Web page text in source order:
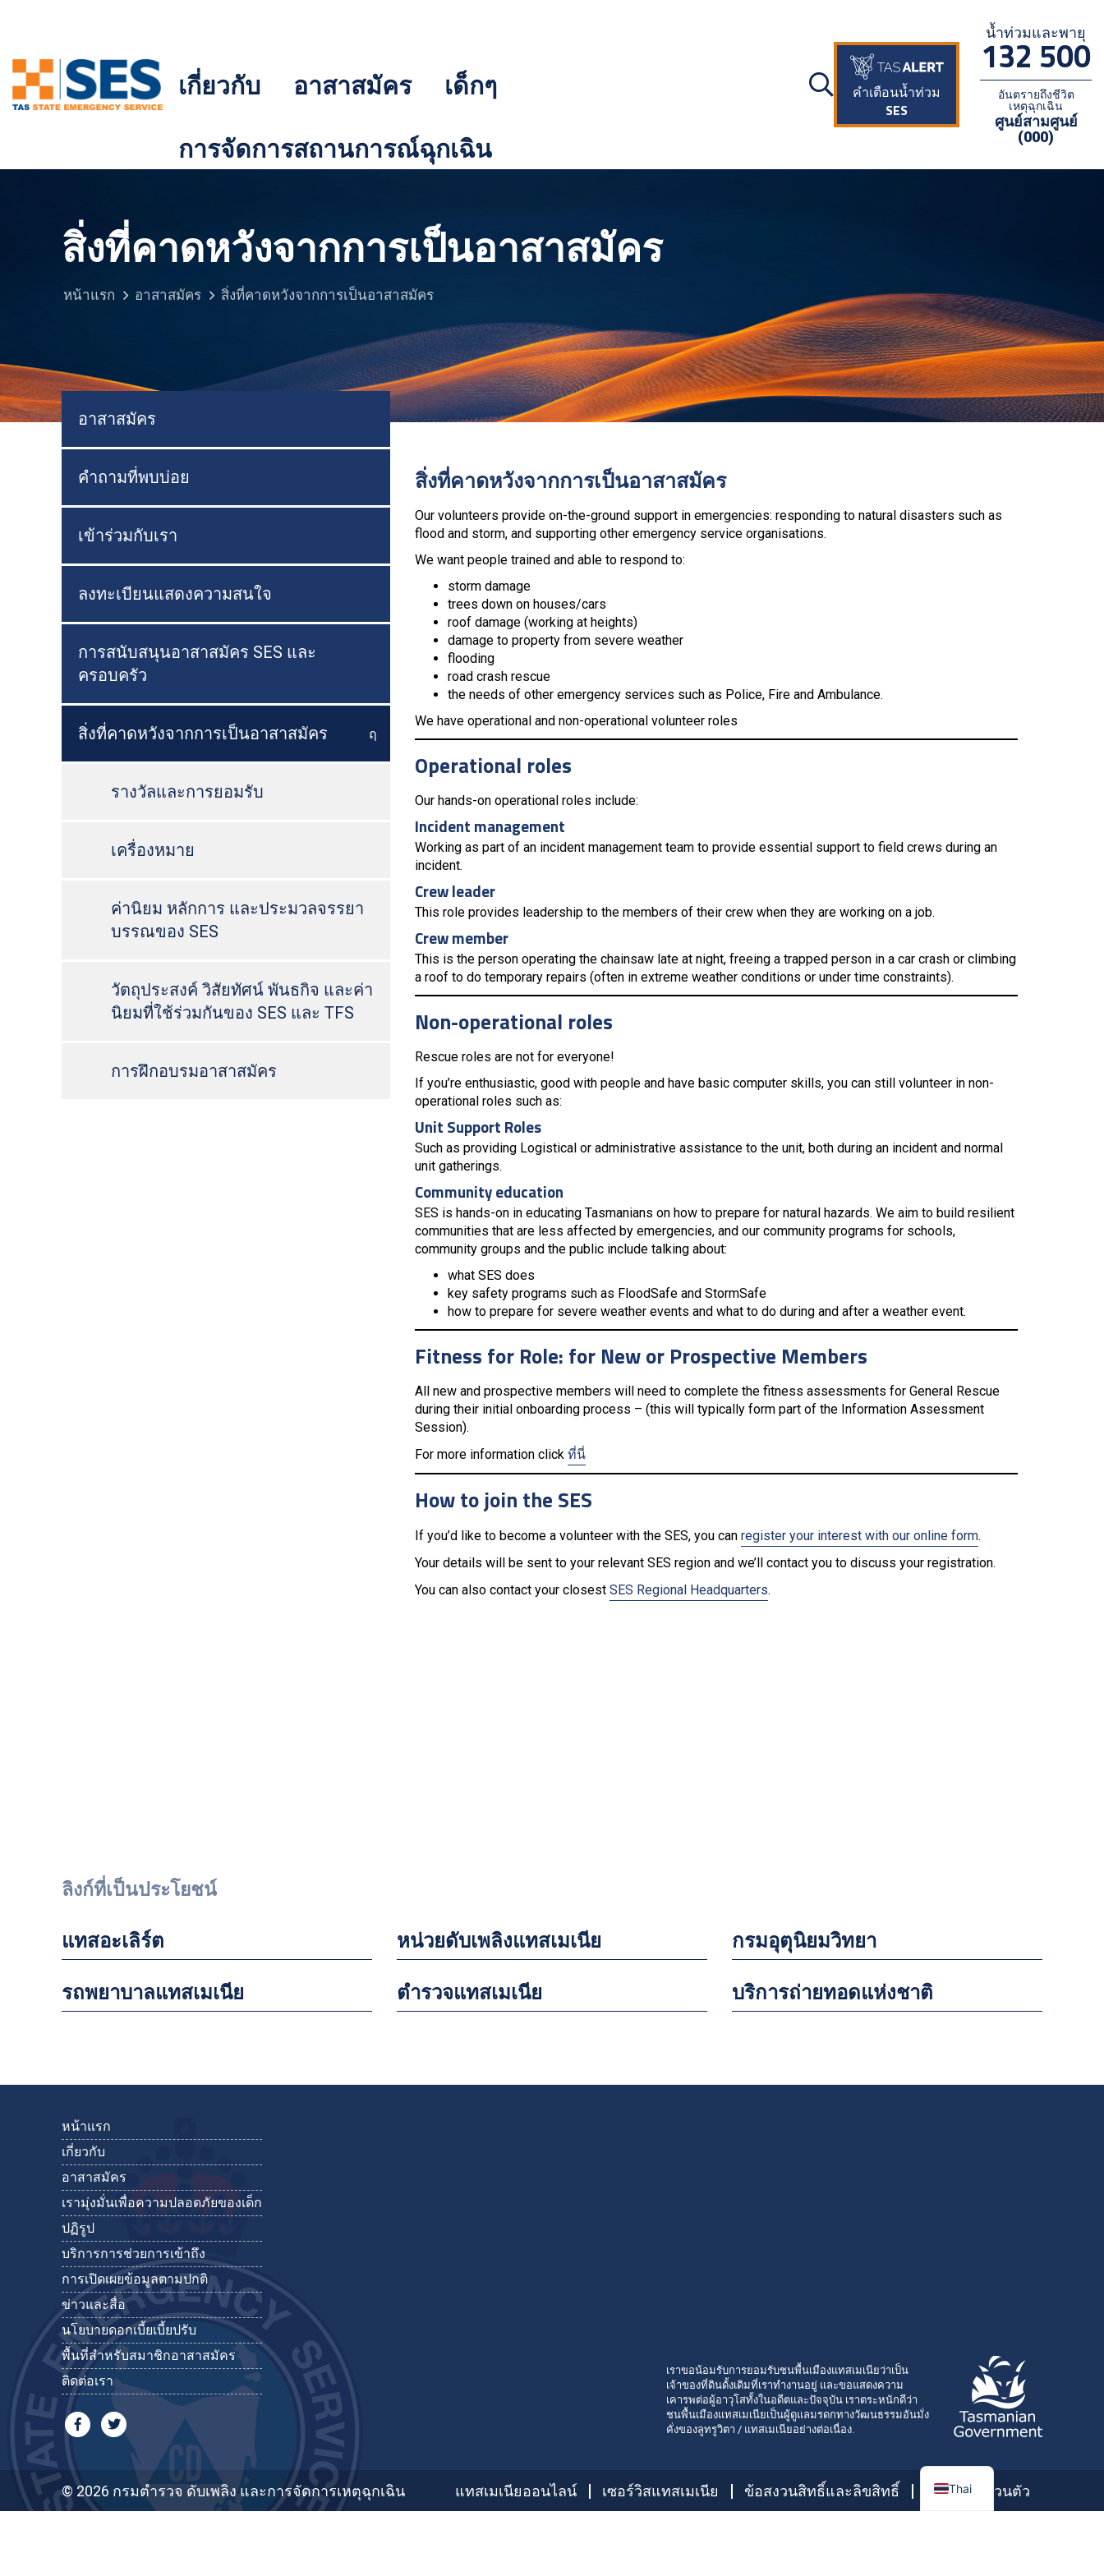
เกี่ยวกับ อาสาสมัคร
เด็กๆ
การจัดการสถานการณ์ฉุกเฉิน
คำเตือนน้ำท่วม
SES
น้ำท่วมและพายุ
132 500
อันตรายถึงชีวิต
เหตุฉุกเฉิน
ศูนย์สามศูนย์
(000)
สิ่งที่คาดหวังจากการเป็นอาสาสมัคร
หน้าแรก อาสาสมัคร สิ่งที่คาดหวังจากการเป็นอาสาสมัคร
สิ่งที่คาดหวังจากการเป็นอาสาสมัคร
Our volunteers provide on-the-ground support in emergencies: responding to natural disasters such as
flood and storm, and supporting other emergency service organisations.
We want people trained and able to respond to:
storm damage
trees down on houses/cars
roof damage (working at heights)
damage to property from severe weather
flooding
road crash rescue
the needs of other emergency services such as Police, Fire and Ambulance.
We have operational and non-operational volunteer roles
Operational roles
Our hands-on operational roles include:
Incident management
Working as part of an incident management team to provide essential support to field crews during an
incident.
Crew leader
This role provides leadership to the members of their crew when they are working on a job.
Crew member
This is the person operating the chainsaw late at night, freeing a trapped person in a car crash or climbing
a roof to do temporary repairs (often in extreme weather conditions or under time constraints).
Non-operational roles
Rescue roles are not for everyone!
If you’re enthusiastic, good with people and have basic computer skills, you can still volunteer in non-
operational roles such as:
Unit Support Roles
Such as providing Logistical or administrative assistance to the unit, both during an incident and normal
unit gatherings.
Community education
SES is hands-on in educating Tasmanians on how to prepare for natural hazards. We aim to build resilient
communities that are less affected by emergencies, and our community programs for schools,
community groups and the public include talking about:
what SES does
key safety programs such as FloodSafe and StormSafe
how to prepare for severe weather events and what to do during and after a weather event.
Fitness for Role: for New or Prospective Members
All new and prospective members will need to complete the fitness assessments for General Rescue
during their initial onboarding process – (this will typically form part of the Information Assessment
Session).
For more information click ที่นี่
How to join the SES
If you’d like to become a volunteer with the SES, you can register your interest with our online form.
Your details will be sent to your relevant SES region and we’ll contact you to discuss your registration.
You can also contact your closest SES Regional Headquarters.
อาสาสมัคร
คำถามที่พบบ่อย
เข้าร่วมกับเรา
ลงทะเบียนแสดงความสนใจ
การสนับสนุนอาสาสมัคร SES และ
ครอบครัว
สิ่งที่คาดหวังจากการเป็นอาสาสมัคร สลับเมนู
ฤ
รางวัลและการยอมรับ
เครื่องหมาย
ค่านิยม หลักการ และประมวลจรรยา
บรรณของ SES
วัตถุประสงค์ วิสัยทัศน์ พันธกิจ และค่า
นิยมที่ใช้ร่วมกันของ SES และ TFS
การฝึกอบรมอาสาสมัคร
ลิงก์ที่เป็นประโยชน์
แทสอะเลิร์ต
รถพยาบาลแทสเมเนีย
หน่วยดับเพลิงแทสเมเนีย
ตำรวจแทสเมเนีย
กรมอุตุนิยมวิทยา
บริการถ่ายทอดแห่งชาติ
หน้าแรก
เกี่ยวกับ
อาสาสมัคร
เรามุ่งมั่นเพื่อความปลอดภัยของเด็ก
ปฏิรูป
บริการการช่วยการเข้าถึง
การเปิดเผยข้อมูลตามปกติ
ข่าวและสื่อ
นโยบายดอกเบี้ยเบี้ยปรับ
พื้นที่สำหรับสมาชิกอาสาสมัคร
ติดต่อเรา
เราขอน้อมรับการยอมรับชนพื้นเมืองแทสเมเนียว่าเป็น
เจ้าของที่ดินดั้งเดิมที่เราทำงานอยู่ และขอแสดงความ
เคารพต่อผู้อาวุโสทั้งในอดีตและปัจจุบัน เราตระหนักดีว่า
ชนพื้นเมืองแทสเมเนียเป็นผู้ดูแลมรดกทางวัฒนธรรมอันมั่ง
คั่งของลูทรูวิตา / แทสเมเนียอย่างต่อเนื่อง.
© 2026 กรมตำรวจ ดับเพลิง และการจัดการเหตุฉุกเฉิน แทสเมเนียออนไลน์ เซอร์วิสแทสเมเนีย ข้อสงวนสิทธิ์และลิขสิทธิ์ ความเป็นส่วนตัว
Thai